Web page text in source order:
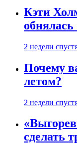
Кэти
2 недели
Почему
летом?
2 недели
сделать